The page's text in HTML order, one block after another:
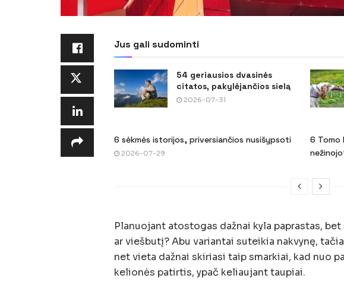
Jus gali sudominti
54 geriausios dvasinės
citatos, pakylėjančios sielą
2026-07-31
6 sėkmės istorijos, priversiančios nusišypsoti
2026-07-29
6 Tomo
Planuojant atostogas dažnai kyla paprastas,
ar viešbutį? Abu variantai suteikia nakvynę,
net vieta dažnai skiriasi taip smarkiai, kad nuo
kelionės patirtis, ypač keliaujant taupiai.